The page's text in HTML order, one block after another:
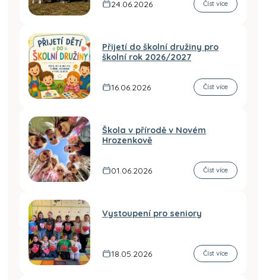
24.06.2026
Číst více
Přijetí do školní družiny pro
školní rok 2026/2027
16.06.2026 Číst více
Škola v přírodě v Novém
Hrozenkově
01.06.2026 Číst více
Vystoupení pro seniory
18.05.2026 Číst více